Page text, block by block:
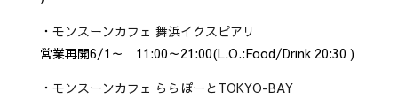
・ モンスーンカフェ 舞浜イクスピアリ
営業再開6/1～ 11:00～21:00(L.O.:Food/Drink 20:30 )
・ モンスーンカフェ ららぽーとTOKYO-BAY